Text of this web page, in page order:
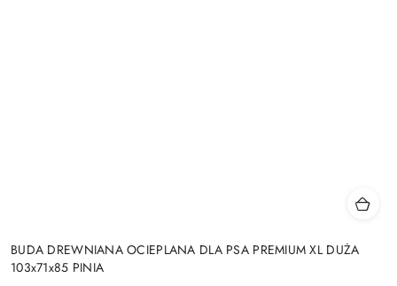
BUDA DREWNIANA OCIEPLANA DLA PSA PREMIUM XL DUŻA
103x71x85 PINIA